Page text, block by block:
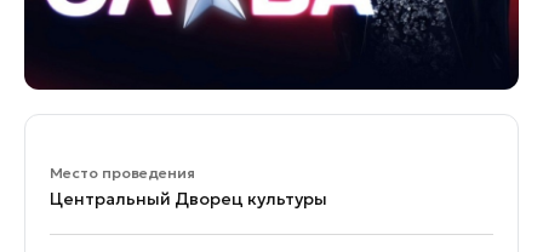
Войти
Место проведения
Центральный Дворец культуры